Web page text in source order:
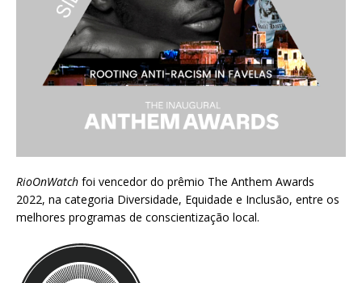
RioOnWatch foi vencedor do prêmio The Anthem Awards
2022, na categoria Diversidade, Equidade e Inclusão, entre os
melhores programas de conscientização local.